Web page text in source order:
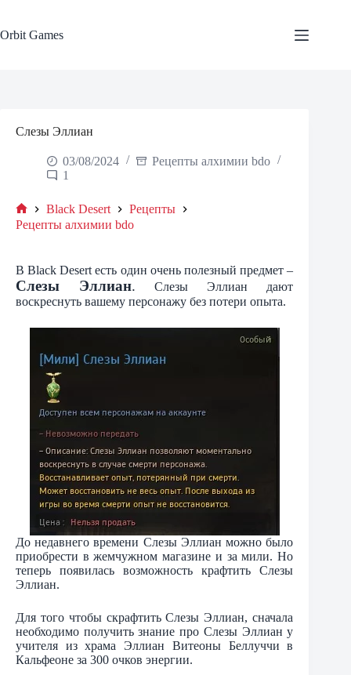
content
Orbit Games
Слезы Эллиан
03/08/2024
Рецепты алхимии bdo
1
Home
Black Desert
Рецепты
Рецепты алхимии bdo
В Black Desert есть один очень полезный предмет –
Слезы Эллиан. Слезы Эллиан дают
воскреснуть вашему персонажу без потери опыта.
До недавнего времени Слезы Эллиан можно было
приобрести в жемчужном магазине и за мили. Но
теперь появилась возможность крафтить Слезы
Эллиан.
Для того чтобы скрафтить Слезы Эллиан, сначала
необходимо получить знание про Слезы Эллиан у
учителя из храма Эллиан Витеоны Беллуччи в
Кальфеоне за 300 очков энергии.